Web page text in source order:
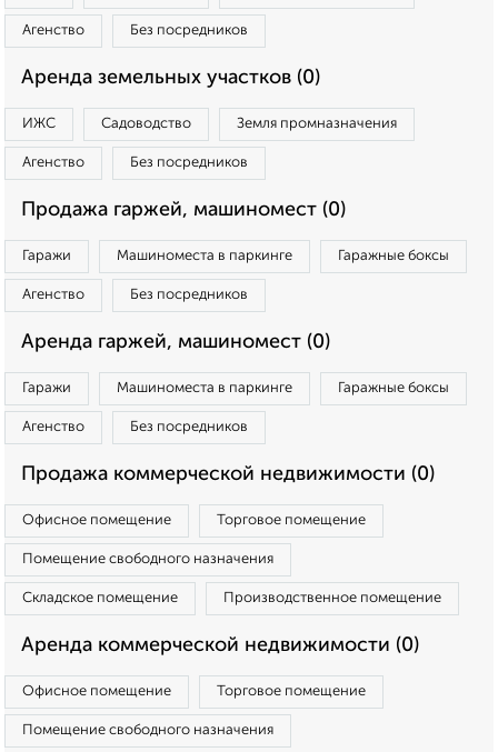
Агенство Без посредников
Аренда земельных участков (0)
ИЖС Садоводство Земля промназначения
Агенство Без посредников
Продажа гаржей, машиномест (0)
Гаражи Машиноместа в паркинге Гаражные боксы
Агенство Без посредников
Аренда гаржей, машиномест (0)
Гаражи Машиноместа в паркинге Гаражные боксы
Агенство Без посредников
Продажа коммерческой недвижимости (0)
Офисное помещение Торговое помещение
Помещение свободного назначения
Складское помещение Производственное помещение
Аренда коммерческой недвижимости (0)
Офисное помещение Торговое помещение
Помещение свободного назначения